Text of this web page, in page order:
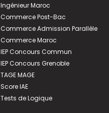
Ingénieur Maroc
Commerce Post-Bac
Commerce Admission Parallèle
Commerce Maroc
IEP Concours Commun
IEP Concours Grenoble
TAGE MAGE
Score IAE
Tests de Logique